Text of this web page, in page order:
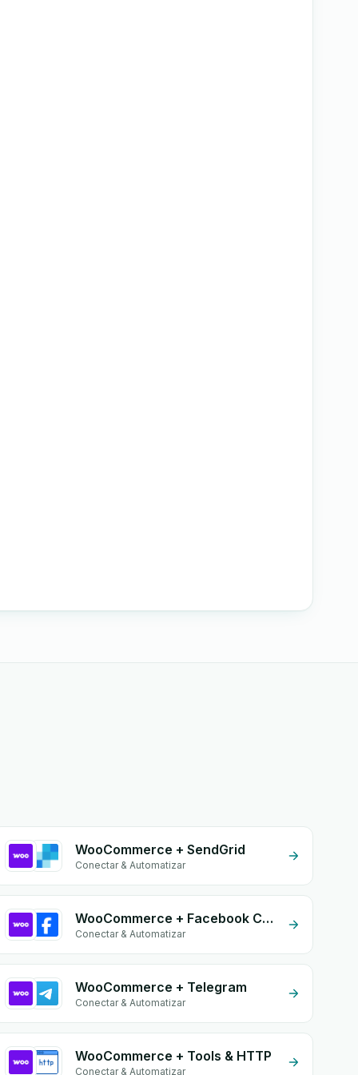
WooCommerce + SendGrid
Conectar & Automatizar
WooCommerce + Facebook Conversion API (CAPI)
Conectar & Automatizar
WooCommerce + Telegram
Conectar & Automatizar
WooCommerce + Tools & HTTP
Conectar & Automatizar